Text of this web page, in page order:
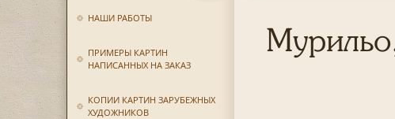
НАШИ РАБОТЫ
ПРИМЕРЫ КАРТИН
НАПИСАННЫХ НА ЗАКАЗ
КОПИИ КАРТИН ЗАРУБЕЖНЫХ
ХУДОЖНИКОВ